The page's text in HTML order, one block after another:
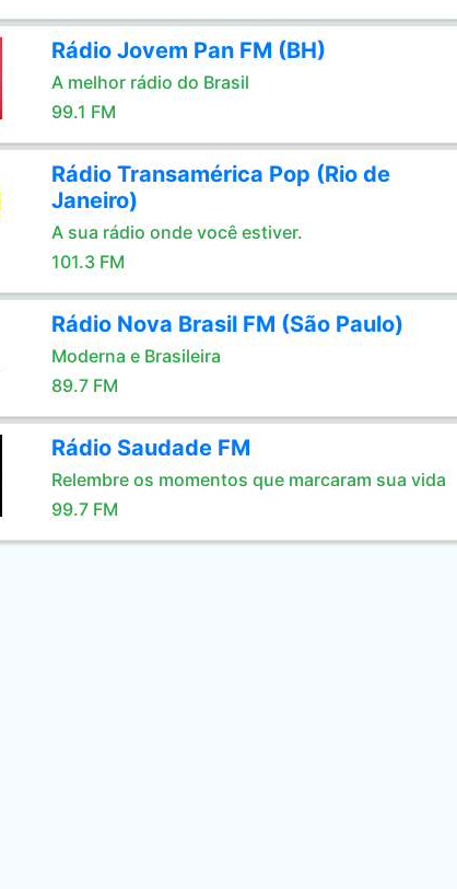
Rádio Jovem Pan FM (BH)
A melhor rádio do Brasil
99.1 FM
Rádio Transamérica Pop (Rio de
Janeiro)
A sua rádio onde você estiver.
101.3 FM
Rádio Nova Brasil FM (São Paulo)
Moderna e Brasileira
89.7 FM
Rádio Saudade FM
Relembre os momentos que marcaram sua vida
99.7 FM